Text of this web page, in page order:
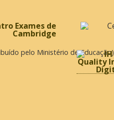
pelo Ministério de Educação)